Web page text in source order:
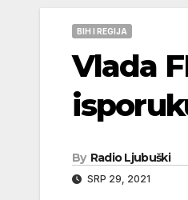
BIH I REGIJA
Vlada
By Radio Ljubuški
SRP 29, 2021